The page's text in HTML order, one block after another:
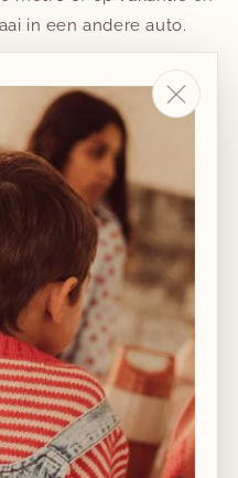
in een andere auto.
absorberende
impact Protection
bescherming tegen
kind koel op vochtige,
lucht
ventilatieopeningen in
zorgen ervoor dat de
Kies voor een
die zes keer meer
conventionele
voor extra ventilatie.